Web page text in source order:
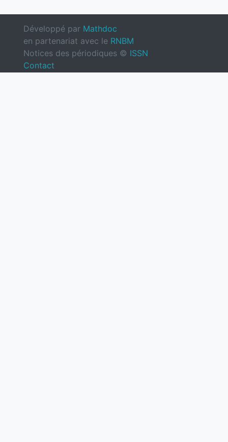
Développé par Mathdoc
en partenariat avec le RNBM
Notices des périodiques © ISSN
Contact